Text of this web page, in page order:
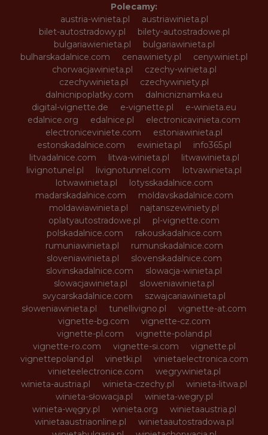
Polecamy:
austria-winieta.pl
austriawinieta.pl
bilet-autostradowy.pl
bilety-autostradowe.pl
bulgariawienieta.pl
bulgariawinieta.pl
bulharskadalnice.com
cenawiniety.pl
cenywiniet.pl
chorwacjawinieta.pl
czechy-winieta.pl
czechywinieta.pl
czechywiniety.pl
dalnicnipoplatky.com
dalnicniznamka.eu
digital-vignette.de
e-vignette.pl
e-winieta.eu
edalnice.org
edalnice.pl
electronicavinieta.com
electroniceviniete.com
estoniawinieta.pl
estonskadalnice.com
ewinieta.pl
info365.pl
litvadalnice.com
litwa-winieta.pl
litwawinieta.pl
livignotunel.pl
livignotunnel.com
lotvawinieta.pl
lotwawinieta.pl
lotysskadalnice.com
madarskadalnice.com
moldavskadalnice.com
moldawiawinieta.pl
najtanszewiniety.pl
oplatyautostradowe.pl
pl-vignette.com
polskadalnice.com
rakouskadalnice.com
rumuniawinieta.pl
rumunskadalnice.com
sloveniawinieta.pl
slovenskadalnice.com
slovinskadalnice.com
slowacja-winieta.pl
slowacjawinieta.pl
sloweniawinieta.pl
svycarskadalnice.com
szwajcariawinieta.pl
słoweniawinieta.pl
tunellivigno.pl
vignette-at.com
vignette-bg.com
vignette-cz.com
vignette-pl.com
vignette-poland.pl
vignette-ro.com
vignette-si.com
vignette.pl
vignettepoland.pl
vinetki.pl
vinietaelectronica.com
vinieteelectronice.com
wegrywinieta.pl
winieta-austria.pl
winieta-czechy.pl
winieta-litwa.pl
winieta-słowacja.pl
winieta-wegry.pl
winieta-węgry.pl
winieta.org
winietaaustria.pl
winietaaustriaonline.pl
winietaautostradowa.pl